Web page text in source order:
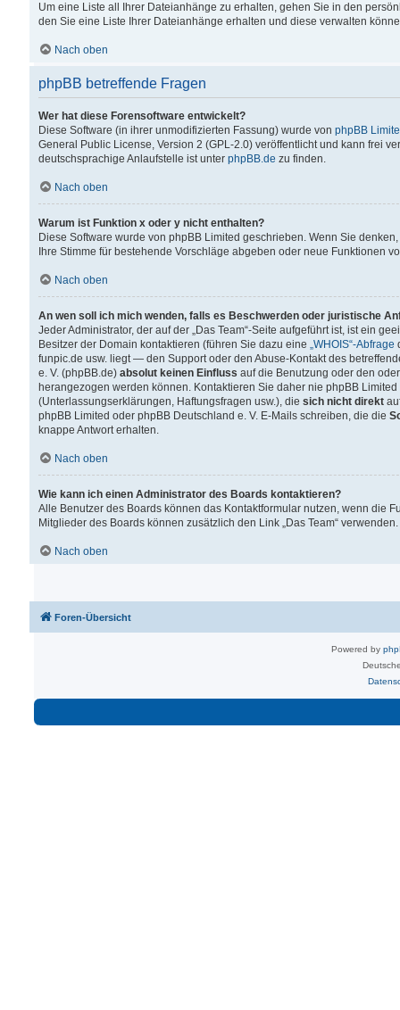
Um eine Liste all Ihrer Dateianhänge zu erhalten, gehen Sie in den
den Sie eine Liste Ihrer Dateianhänge erhalten und diese verwalten
Nach oben
phpBB betreffende Fragen
Wer hat diese Forensoftware entwickelt?
Diese Software (in ihrer unmodifizierten Fassung) wurde von phpBB
General Public License, Version 2 (GPL-2.0) veröffentlicht und kann frei
deutschsprachige Anlaufstelle ist unter phpBB.de zu finden.
Nach oben
Warum ist Funktion x oder y nicht enthalten?
Diese Software wurde von phpBB Limited geschrieben. Wenn Sie
Ihre Stimme für bestehende Vorschläge abgeben oder neue Funktionen
Nach oben
An wen soll ich mich wenden, falls es Beschwerden oder juristische
Jeder Administrator, der auf der „Das Team“-Seite aufgeführt ist, ist ein
Besitzer der Domain kontaktieren (führen Sie dazu eine „WHOIS“-Abfrage
funpic.de usw. liegt — den Support oder den Abuse-Kontakt des
e. V. (phpBB.de) absolut keinen Einfluss auf die Benutzung oder den
herangezogen werden können. Kontaktieren Sie daher nie phpBB
(Unterlassungserklärungen, Haftungsfragen usw.), die sich nicht direkt
phpBB Limited oder phpBB Deutschland e. V. E-Mails schreiben, die die
knappe Antwort erhalten.
Nach oben
Wie kann ich einen Administrator des Boards kontaktieren?
Alle Benutzer des Boards können das Kontaktformular nutzen, wenn die
Mitglieder des Boards können zusätzlich den Link „Das Team“ verwenden.
Nach oben
Foren-Übersicht
Powered by